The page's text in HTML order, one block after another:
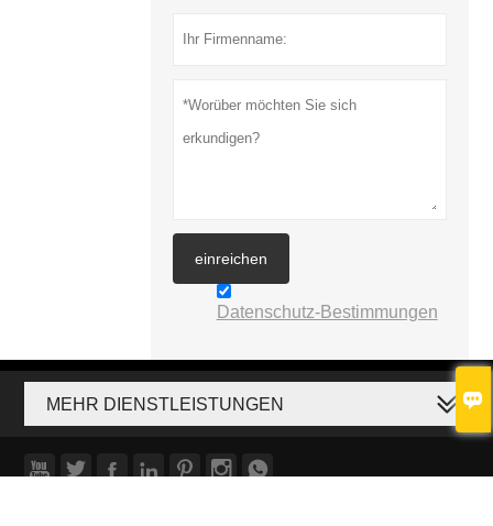

einreichen
Datenschutz-Bestimmungen
MEHR DIENSTLEISTUNGEN
      